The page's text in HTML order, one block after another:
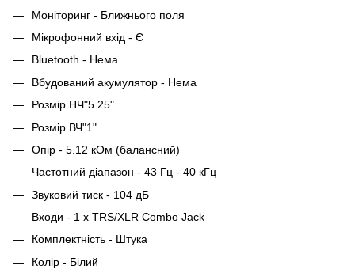
Моніторинг - Ближнього поля
Мікрофонний вхід - Є
Bluetooth - Нема
Вбудований акумулятор - Нема
Розмір НЧ"5.25"
Розмір ВЧ"1"
Опір - 5.12 кОм (балансний)
Частотний діапазон - 43 Гц - 40 кГц
Звуковий тиск - 104 дБ
Входи - 1 х TRS/XLR Combo Jack
Комплектність - Штука
Колір - Білий